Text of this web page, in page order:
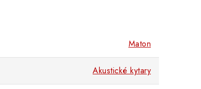
Maton
Akustické kytary